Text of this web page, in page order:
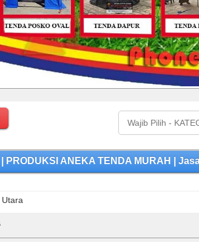
PRODUKSI ANEKA TENDA MURAH |
Utara